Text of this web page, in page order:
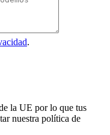
.
la UE por lo que tus
nuestra política de